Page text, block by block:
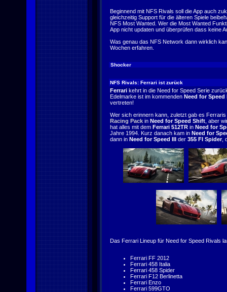
Beginnend mit NFS Rivals soll die App auch
gleichzeitig Support für die älteren Spiele
NFS Most Wanted. Wer die Most Wanted
App nicht updaten und überprüfen dass keine
Was genau das NFS Network dann wirklich
Wochen erfahren.
Shocker
NFS Rivals: Ferrari ist zurück
Ferrari kehrt in die Need for Speed Serie
Edelmarke ist im kommenden Need for Speed
vertreten!
Wer sich erinnern kann, zuletzt gab es
Racing Pack in Need for Speed Shift , aber
hat alles mit dem Ferrari 512TR in Need for
Jahre 1994. Kurz danach kam in Need for
dann in Need for Speed III der 355 FI Spider,
Das Ferrari Lineup für Need for Speed Rivals
Ferrari FF 2012
Ferrari 458 Italia
Ferrari 458 Spider
Ferrari F12 Berlinetta
Ferrari Enzo
Ferrari 599GTO